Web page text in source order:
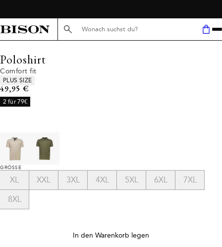
Suche hier...
Poloshirt
Comfort fit
Produkteigenschaften
PLUS SIZE
Preis
49,95 €
2 für 79€
GRÖSSE
XL XXL 3XL 4XL 5XL 6XL 7XL
8XL
In den Warenkorb legen